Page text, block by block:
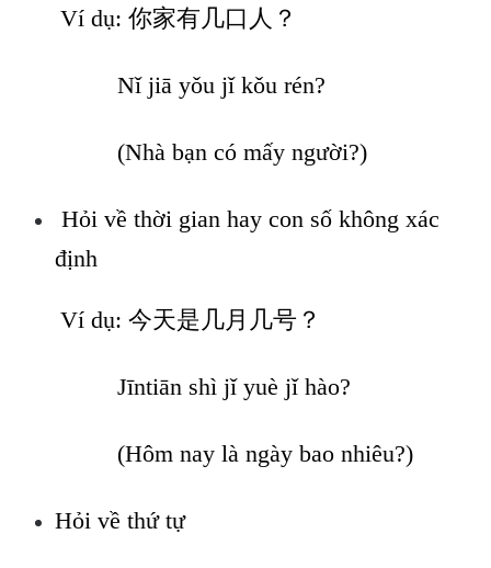
Ví dụ: 你家有几口人？
Nǐ jiā yǒu jǐ kǒu rén?
(Nhà bạn có mấy người?)
Hỏi về thời gian hay con số không xác
định
Ví dụ: 今天是几月几号？
Jīntiān shì jǐ yuè jǐ hào?
(Hôm nay là ngày bao nhiêu?)
Hỏi về thứ tự